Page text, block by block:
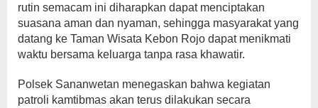
rutin semacam ini diharapkan dapat menciptakan
suasana aman dan nyaman, sehingga masyarakat yang
datang ke Taman Wisata Kebon Rojo dapat menikmati
waktu bersama keluarga tanpa rasa khawatir.
Polsek Sananwetan menegaskan bahwa kegiatan
patroli kamtibmas akan terus dilakukan secara